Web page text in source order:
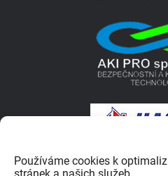
Používáme cookies k